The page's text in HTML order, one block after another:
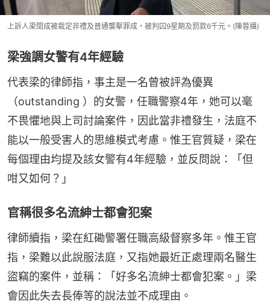
上訴人梁閏成被裁定非禮及普通襲擊罪成，被判囚9星期及罰款6千元。(陳蓉攝)
梁強調女警有4年經驗
代表梁的律師指，事主是一名曾被評為優異
（outstanding ）的女警，任職警察4年，她可以毫
不畏懼地與上司討論案件，因此當非禮發生，法庭不
能以一般受害人的思維模式考慮。惟王官質疑，梁在
每個理由均提及該女警有4年經驗，並反問說：「但
咁又如何？」
官稱很多名流紳士都會犯案
律師續指，梁在紅磡警署任職高級督察多年。惟王官
指，梁難以此說服法庭，又指她最近正處理兩名醫生
盜竊的案件，並稱：「好多名流紳士都會犯案。」梁
會因此失去長俸等的說法並不成理由。